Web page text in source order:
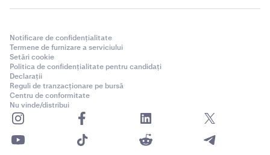
Notificare de confidențialitate
Termene de furnizare a serviciului
Setări cookie
Politica de confidențialitate pentru candidați
Declarații
Reguli de tranzacționare pe bursă
Centru de conformitate
Nu vinde/distribui